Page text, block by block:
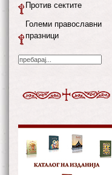
Против сектите
Големи православни
празници